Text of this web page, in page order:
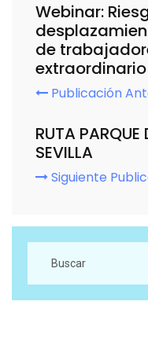
Webinar:
de
extraordinario
Publicación
RUTA PARQUE
SEVILLA
Siguiente